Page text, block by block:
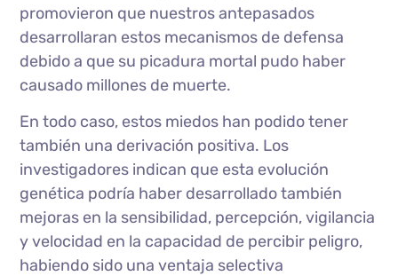
promovieron que nuestros antepasados
desarrollaran estos mecanismos de defensa
debido a que su picadura mortal pudo haber
causado millones de muerte.
En todo caso, estos miedos han podido tener
también una derivación positiva. Los
investigadores indican que esta evolución
genética podría haber desarrollado también
mejoras en la sensibilidad, percepción, vigilancia
y velocidad en la capacidad de percibir peligro,
habiendo sido una ventaja selectiva